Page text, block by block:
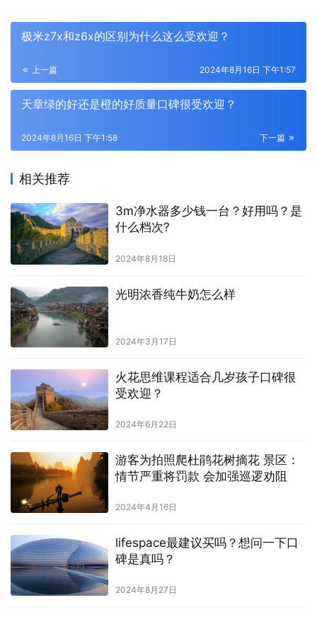
极米z7x和z6x的区别为什么这么受欢迎？
上一篇 2024年8月16日 下午1:57
天章绿的好还是橙的好质量口碑很受欢迎？
下一篇
2024年8月16日 下午1:58
相关推荐
3m净水器多少钱一台？好用吗？是
什么档次?
2024年8月18日
光明浓香纯牛奶怎么样
2024年3月17日
火花思维课程适合几岁孩子口碑很
受欢迎？
2024年6月22日
游客为拍照爬杜鹃花树摘花 景区：
情节严重将罚款 会加强巡逻劝阻
2024年4月16日
lifespace最建议买吗？想问一下口
碑是真吗？
2024年8月27日